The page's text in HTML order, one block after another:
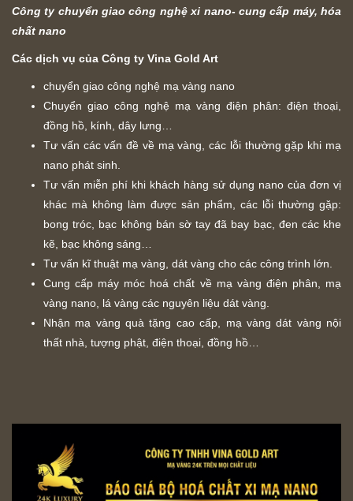
Công ty chuyển giao công nghệ xi nano- cung cấp máy, hóa
chất nano
Các dịch vụ của Công ty Vina Gold Art
chuyển giao công nghệ mạ vàng nano
Chuyển giao công nghệ mạ vàng điện phân: điện thoại,
đồng hồ, kính, dây lưng…
Tư vấn các vấn đề về mạ vàng, các lỗi thường gặp khi mạ
nano phát sinh.
Tư vấn miễn phí khi khách hàng sử dụng nano của đơn vị
khác mà không làm được sản phẩm, các lỗi thường gặp:
bong tróc, bạc không bán sờ tay đã bay bạc, đen các khe
kẽ, bạc không sáng…
Tư vấn kĩ thuật mạ vàng, dát vàng cho các công trình lớn.
Cung cấp máy móc hoá chất về mạ vàng điện phân, mạ
vàng nano, lá vàng các nguyên liệu dát vàng.
Nhận mạ vàng quà tặng cao cấp, mạ vàng dát vàng nội
thất nhà, tượng phật, điện thoại, đồng hồ…